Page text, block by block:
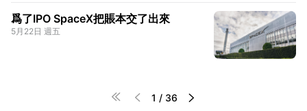
爲了IPO SpaceX把賬本交了出來
5月22日 週五

  1 / 36 